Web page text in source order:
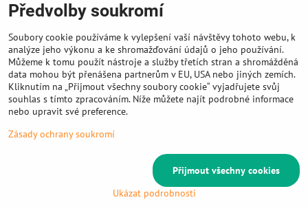
Kontaktní údaje
FIBER3D Co., limited
Phone:
+86 131 4701 8937 (China) - hlavní sídlo
E-mail:
Předvolby soukromíZásady ochrany soukromí
Vytvořeno systémem:ByznysWeb.cz
Předvolby soukromí
Soubory cookie používáme k vylepšení vaší návštěvy tohoto webu, k
analýze jeho výkonu a ke shromažďování údajů o jeho používání.
Můžeme k tomu použít nástroje a služby třetích stran a shromážděná
data mohou být přenášena partnerům v EU, USA nebo jiných zemích.
Kliknutím na „Přijmout všechny soubory cookie“ vyjadřujete svůj
souhlas s tímto zpracováním. Níže můžete najít podrobné informace
nebo upravit své preference.
Zásady ochrany soukromí
Ukázat podrobnosti
Přijmout všechny cookies